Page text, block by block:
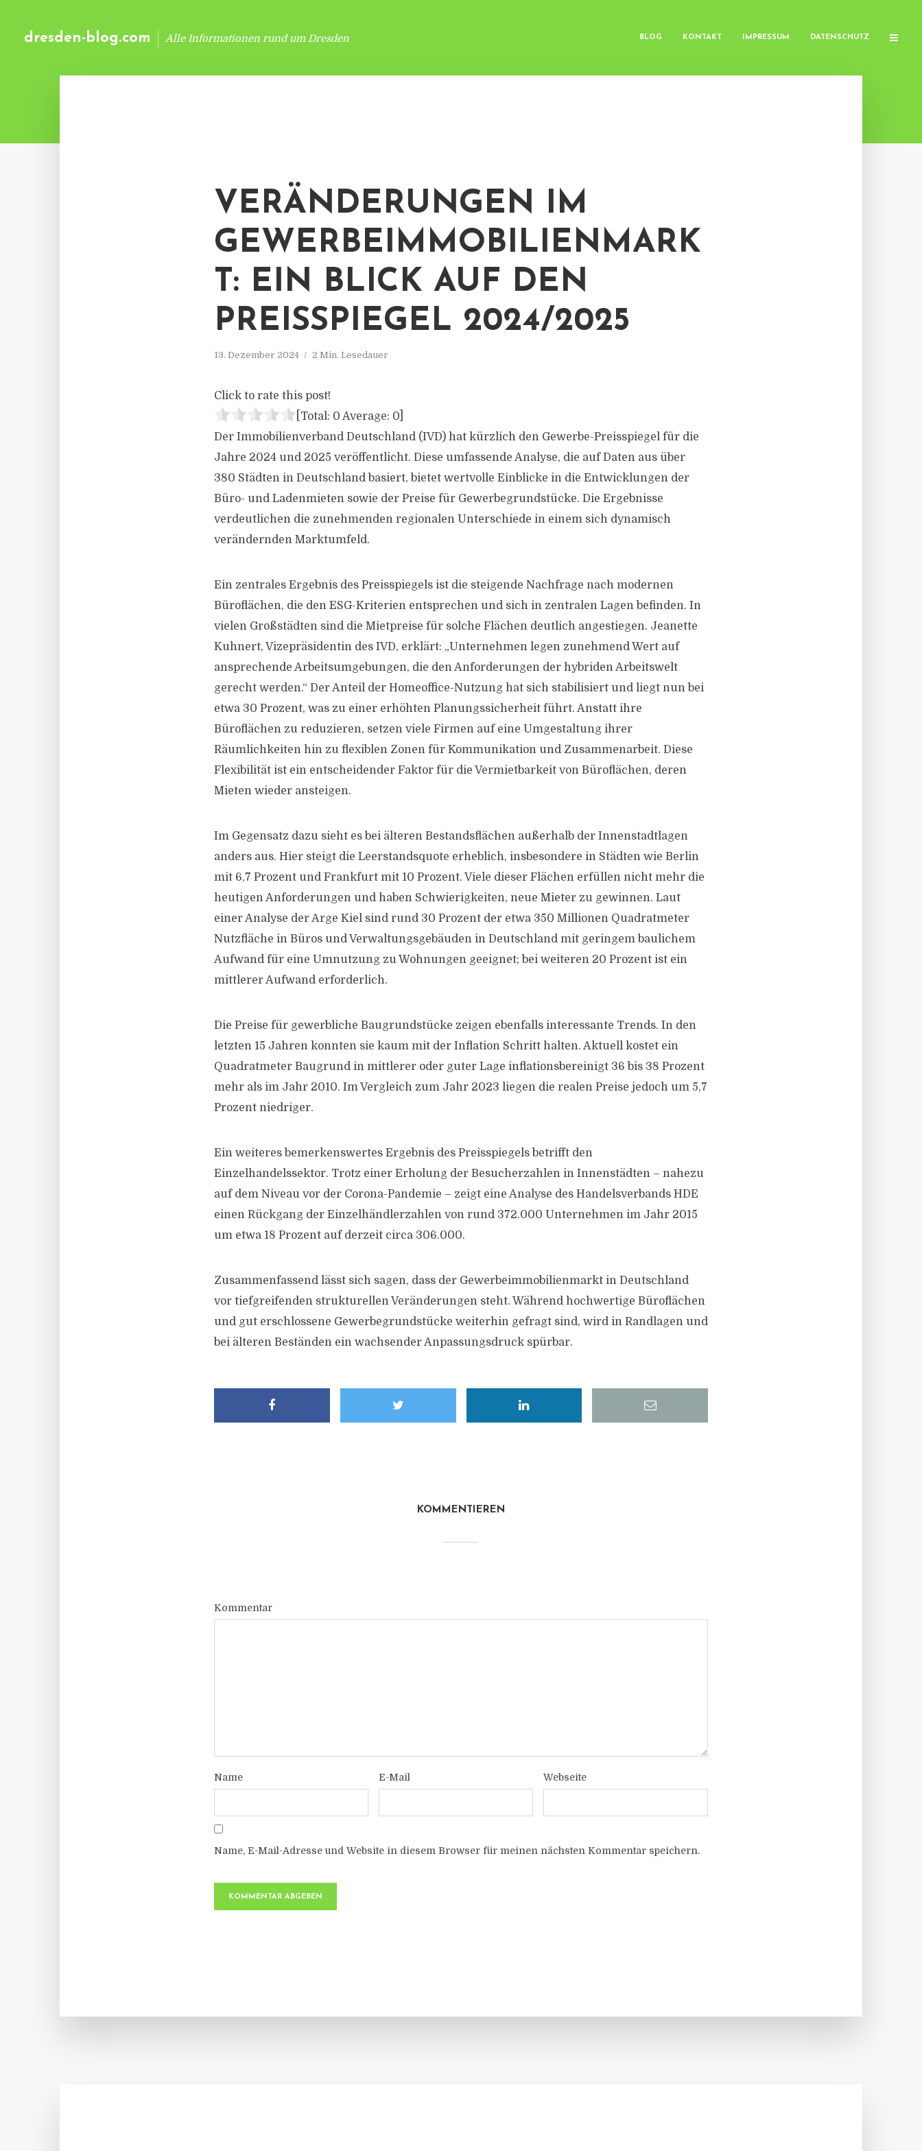
dresden-blog.com Alle Informationen rund um Dresden BLOG KONTAKT IMPRESSUM DATENSCHUTZ
VERÄNDERUNGEN IM
GEWERBEIMMOBILIENMARK
T: EIN BLICK AUF DEN
PREISSPIEGEL 2024/2025
13. Dezember 2024 2 Min. Lesedauer
Click to rate this post!
[Total: 0 Average: 0
Der Immobilienverband Deutschland (IVD) hat kürzlich den Gewerbe-Preisspiegel für die
Jahre 2024 und 2025 veröffentlicht. Diese umfassende Analyse, die auf Daten aus über
380 Städten in Deutschland basiert, bietet wertvolle Einblicke in die Entwicklungen der
Büro- und Ladenmieten sowie der Preise für Gewerbegrundstücke. Die Ergebnisse
verdeutlichen die zunehmenden regionalen Unterschiede in einem sich dynamisch
verändernden Marktumfeld.
Ein zentrales Ergebnis des Preisspiegels ist die steigende Nachfrage nach modernen
Büroflächen, die den ESG-Kriterien entsprechen und sich in zentralen Lagen befinden. In
vielen Großstädten sind die Mietpreise für solche Flächen deutlich angestiegen. Jeanette
Kuhnert, Vizepräsidentin des IVD, erklärt: „Unternehmen legen zunehmend Wert auf
ansprechende Arbeitsumgebungen, die den Anforderungen der hybriden Arbeitswelt
gerecht werden.“ Der Anteil der Homeoffice-Nutzung hat sich stabilisiert und liegt nun bei
etwa 30 Prozent, was zu einer erhöhten Planungssicherheit führt. Anstatt ihre
Büroflächen zu reduzieren, setzen viele Firmen auf eine Umgestaltung ihrer
Räumlichkeiten hin zu flexiblen Zonen für Kommunikation und Zusammenarbeit. Diese
Flexibilität ist ein entscheidender Faktor für die Vermietbarkeit von Büroflächen, deren
Mieten wieder ansteigen.
Im Gegensatz dazu sieht es bei älteren Bestandsflächen außerhalb der Innenstadtlagen
anders aus. Hier steigt die Leerstandsquote erheblich, insbesondere in Städten wie Berlin
mit 6,7 Prozent und Frankfurt mit 10 Prozent. Viele dieser Flächen erfüllen nicht mehr die
heutigen Anforderungen und haben Schwierigkeiten, neue Mieter zu gewinnen. Laut
einer Analyse der Arge Kiel sind rund 30 Prozent der etwa 350 Millionen Quadratmeter
Nutzfläche in Büros und Verwaltungsgebäuden in Deutschland mit geringem baulichem
Aufwand für eine Umnutzung zu Wohnungen geeignet; bei weiteren 20 Prozent ist ein
mittlerer Aufwand erforderlich.
Die Preise für gewerbliche Baugrundstücke zeigen ebenfalls interessante Trends. In den
letzten 15 Jahren konnten sie kaum mit der Inflation Schritt halten. Aktuell kostet ein
Quadratmeter Baugrund in mittlerer oder guter Lage inflationsbereinigt 36 bis 38 Prozent
mehr als im Jahr 2010. Im Vergleich zum Jahr 2023 liegen die realen Preise jedoch um 5,7
Prozent niedriger.
Ein weiteres bemerkenswertes Ergebnis des Preisspiegels betrifft den
Einzelhandelssektor. Trotz einer Erholung der Besucherzahlen in Innenstädten – nahezu
auf dem Niveau vor der Corona-Pandemie – zeigt eine Analyse des Handelsverbands HDE
einen Rückgang der Einzelhändlerzahlen von rund 372.000 Unternehmen im Jahr 2015
um etwa 18 Prozent auf derzeit circa 306.000.
Zusammenfassend lässt sich sagen, dass der Gewerbeimmobilienmarkt in Deutschland
vor tiefgreifenden strukturellen Veränderungen steht. Während hochwertige Büroflächen
und gut erschlossene Gewerbegrundstücke weiterhin gefragt sind, wird in Randlagen und
bei älteren Beständen ein wachsender Anpassungsdruck spürbar.
KOMMENTIEREN
Kommentar
Name E-Mail Webseite
Name, E-Mail-Adresse und Website in diesem Browser für meinen nächsten Kommentar speichern.